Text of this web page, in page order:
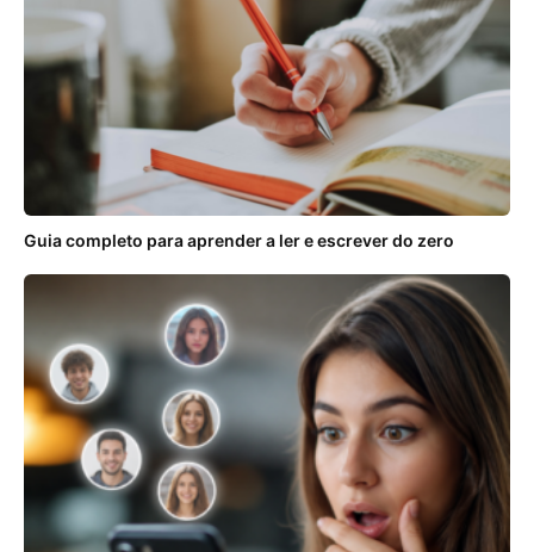
Guia completo para aprender a ler e escrever do zero